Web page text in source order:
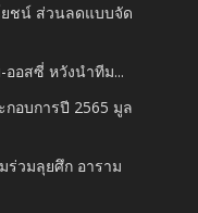
ชน์ ส่วนลดแบบจัด
ออสซี่ หวังนำทีม...
กอบการปี 2565 มูล
ร่วมลุยศึก อาราม